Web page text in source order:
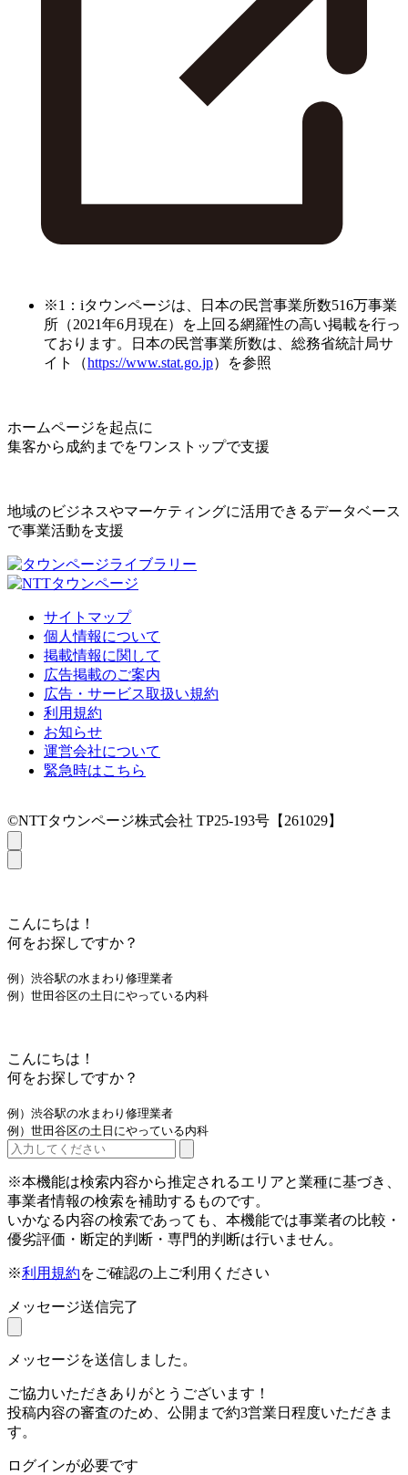
※1：iタウンページは、日本の民営事業所数516万事業
所（2021年6月現在）を上回る網羅性の高い掲載を行っ
ております。日本の民営事業所数は、総務省統計局サ
イト（https://www.stat.go.jp）を参照
ホームページを起点に
集客から成約までをワンストップで支援
地域のビジネスやマーケティングに活用できるデータベース
で事業活動を支援
サイトマップ
個人情報について
掲載情報に関して
広告掲載のご案内
広告・サービス取扱い規約
利用規約
お知らせ
運営会社について
緊急時はこちら
©NTTタウンページ株式会社 TP25-193号【261029】
こんにちは！
何をお探しですか？
例）渋谷駅の水まわり修理業者
例）世田谷区の土日にやっている内科
こんにちは！
何をお探しですか？
例）渋谷駅の水まわり修理業者
例）世田谷区の土日にやっている内科
※本機能は検索内容から推定されるエリアと業種に基づき、
事業者情報の検索を補助するものです。
いかなる内容の検索であっても、本機能では事業者の比較・
優劣評価・断定的判断・専門的判断は行いません。
※利用規約をご確認の上ご利用ください
メッセージ送信完了
メッセージを送信しました。
ご協力いただきありがとうございます！
投稿内容の審査のため、公開まで約3営業日程度いただきま
す。
ログインが必要です